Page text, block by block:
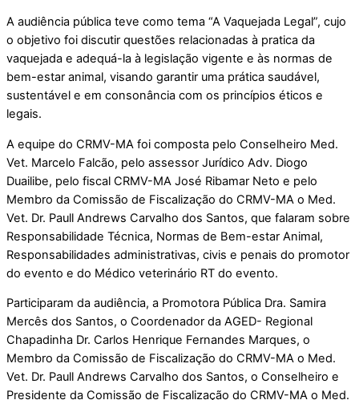
A audiência pública teve como tema “A Vaquejada Legal”, cujo
o objetivo foi discutir questões relacionadas à pratica da
vaquejada e adequá-la à legislação vigente e às normas de
bem-estar animal, visando garantir uma prática saudável,
sustentável e em consonância com os princípios éticos e
legais.
A equipe do CRMV-MA foi composta pelo Conselheiro Med.
Vet. Marcelo Falcão, pelo assessor Jurídico Adv. Diogo
Duailibe, pelo fiscal CRMV-MA José Ribamar Neto e pelo
Membro da Comissão de Fiscalização do CRMV-MA o Med.
Vet. Dr. Paull Andrews Carvalho dos Santos, que falaram sobre
Responsabilidade Técnica, Normas de Bem-estar Animal,
Responsabilidades administrativas, civis e penais do promotor
do evento e do Médico veterinário RT do evento.
Participaram da audiência, a Promotora Pública Dra. Samira
Mercês dos Santos, o Coordenador da AGED- Regional
Chapadinha Dr. Carlos Henrique Fernandes Marques, o
Membro da Comissão de Fiscalização do CRMV-MA o Med.
Vet. Dr. Paull Andrews Carvalho dos Santos, o Conselheiro e
Presidente da Comissão de Fiscalização do CRMV-MA o Med.